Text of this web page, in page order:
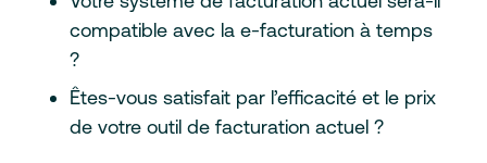
compatible avec la e-facturation à temps
?
Êtes-vous satisfait par l’efficacité et le prix
de votre outil de facturation actuel ?